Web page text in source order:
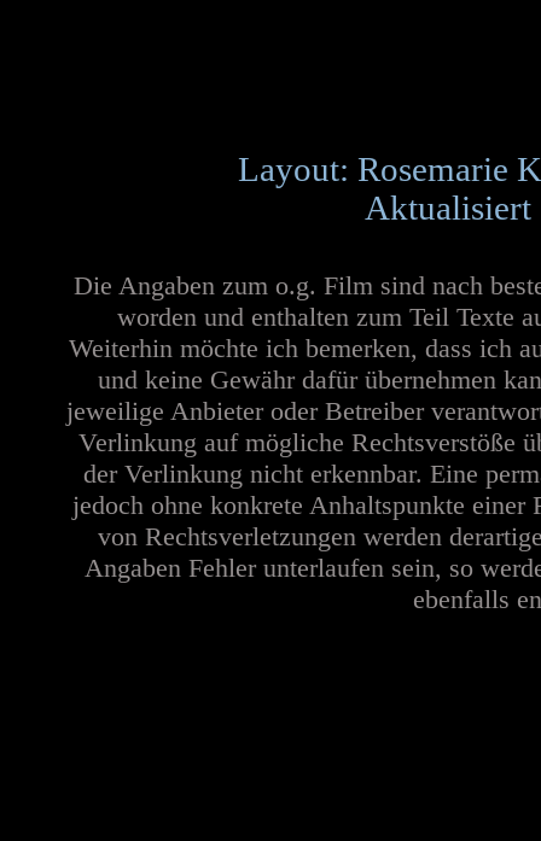
Layout: Rosemarie
Aktualisiert
Die Angaben zum o.g. Film sind nach
worden und enthalten zum Teil Texte
Weiterhin möchte ich bemerken, dass ich
und keine Gewähr dafür übernehmen
jeweilige Anbieter oder Betreiber
Verlinkung auf mögliche Rechtsverstöße
der Verlinkung nicht erkennbar. Eine
jedoch ohne konkrete Anhaltspunkte
von Rechtsverletzungen werden
Angaben Fehler unterlaufen sein, so
ebenfalls